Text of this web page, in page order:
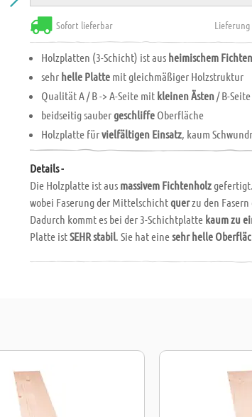
Sofort lieferbar
Holzplatten (3-Schicht) ist aus heimischem
sehr helle Platte mit gleichmäßiger Holzstruktur
Qualität A / B -> A-Seite mit kleinen Ästen/ B-
beidseitig saubergeschliffe Oberfläche
Holzplatte fürvielfältigen Einsatz, kaum
Details -
Die Holzplatte ist aus massivem Fichtenholz
wobei Faserung der Mittelschichtquerzu den
Dadurch kommt es bei der 3-Schichtplatte kaum zu
Platte istSEHR stabil. Sie hat einesehr helle